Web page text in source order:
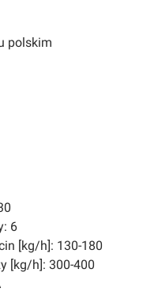
polskim
6
[kg/h]: 130-180
[kg/h]: 300-400